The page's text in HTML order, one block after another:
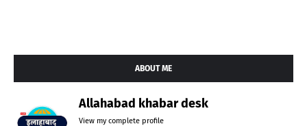
ABOUT ME
Allahabad khabar desk
View my complete profile